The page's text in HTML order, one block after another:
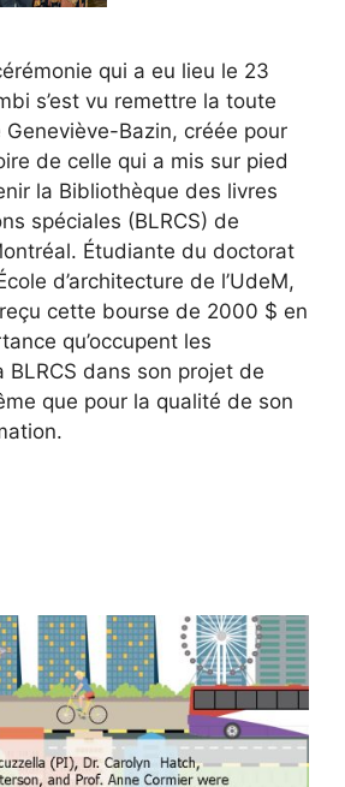
qui a eu lieu le 23
s’est vu remettre la toute
Bazin, créée pour
de celle qui a mis sur pied
la Bibliothèque des livres
spéciales (BLRCS) de
Étudiante du doctorat
d’architecture de l’UdeM,
cette bourse de 2000 $ en
qu’occupent les
BLRCS dans son projet de
que pour la qualité de son